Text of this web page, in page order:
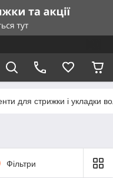
для стрижки і укладки
Фільтри